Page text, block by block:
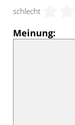
schlecht
Meinung: